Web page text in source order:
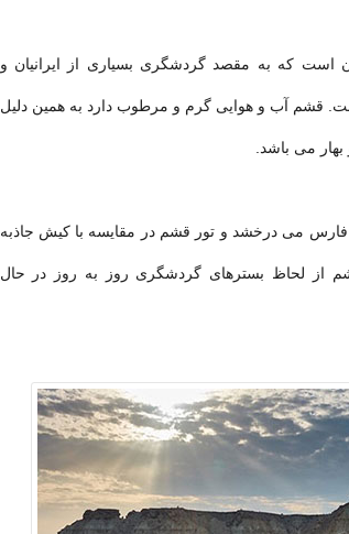
است که به مقصد گردشگری بسیاری از ایرانیان و
قشم آب و هوایی گرم و مرطوب دارد به همین دلیل
می باشد.
فارس می درخشد و تور قشم در مقایسه با کیش جاذبه
از لحاظ بسترهای گردشگری روز به روز در حال